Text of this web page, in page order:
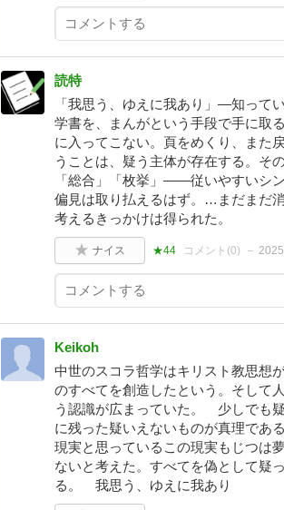
読特
「我思う、ゆえに我あり」—知って
学書を、まんがという手段で手に取
に入ってこない。頁をめくり、ま
うことは、疑う主体が存在する。そ
「総合」「枚挙」——従いやすいシ
偏見は取り払えるはず。…まだまだ
考えるきっかけは得られた。
ナイス ★44 コメント(0)
Keikoh
中世のスコラ哲学はキリスト教思想
のすべてを創造したという。そして
う認識が広まっていた。 少しでも
に残った疑いえないものが真理であ
現実と思っているこの現実もじつは
ないと考えた。すべてを偽として疑
る。 我思う、ゆえに我あり